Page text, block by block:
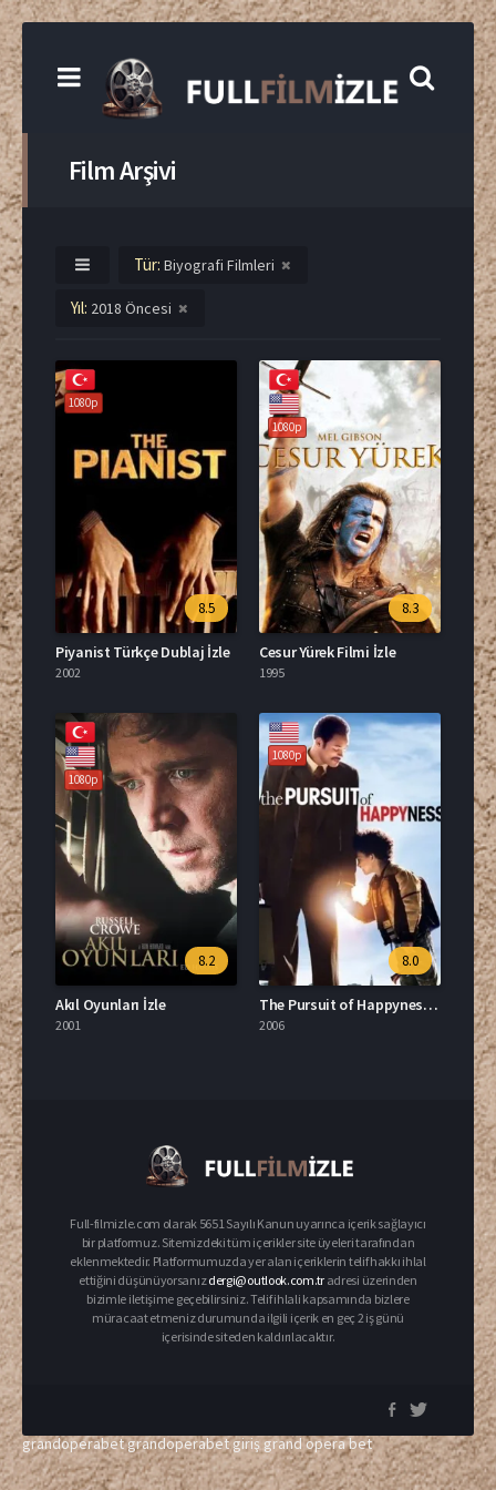
Film Arşivi
Tür: Biyografi Filmleri
Yıl: 2018 Öncesi
1080p
8.5
Piyanist Türkçe Dublaj İzle
2002
1080p
8.3
Cesur Yürek Filmi İzle
1995
1080p
8.2
Akıl Oyunları İzle
2001
1080p
8.0
The Pursuit of Happyness 2006 İzle
2006
Full-filmizle.com olarak 5651 Sayılı Kanun uyarınca içerik sağlayıcı
bir platformuz. Sitemizdeki tüm içerikler site üyeleri tarafından
eklenmektedir. Platformumuzda yer alan içeriklerin telif hakkı ihlal
ettiğini düşünüyorsanızdergi@outlook.com.tr adresi üzerinden
bizimle iletişime geçebilirsiniz. Telif ihlali kapsamında bizlere
müracaat etmeniz durumunda ilgili içerik en geç 2 iş günü
içerisinde siteden kaldırılacaktır.
grandoperabetgrandoperabet girişgrand opera bet